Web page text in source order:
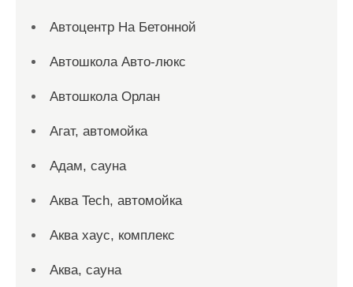
Автоцентр На Бетонной
Автошкола Авто-люкс
Автошкола Орлан
Агат, автомойка
Адам, сауна
Аква Tech, автомойка
Аква хаус, комплекс
Аква, сауна